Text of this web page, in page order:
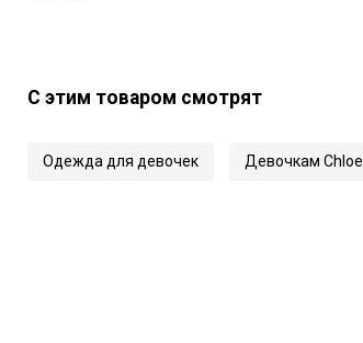
С этим товаром смотрят
Одежда для девочек Девочкам Chloe